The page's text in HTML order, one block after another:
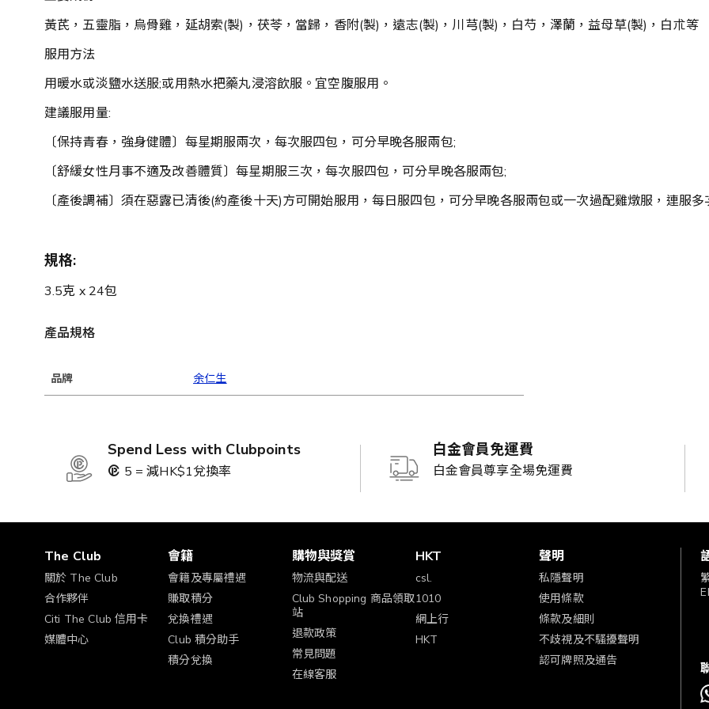
黃芪，五靈脂，烏骨雞，延胡索(製)，茯苓，當歸，香附(製)，遠志(製)，川芎(製)，白芍，澤蘭，益母草(製)，白朮等
服用方法
用暖水或淡鹽水送服;或用熱水把藥丸浸溶飲服。宜空腹服用。
建議服用量:
〔保持青春，強身健體〕每星期服兩次，每次服四包，可分早晚各服兩包;
〔舒緩女性月事不適及改善體質〕每星期服三次，每次服四包，可分早晚各服兩包;
〔產後調補〕須在惡露已清後(約產後十天)方可開始服用，每日服四包，可分早晚各服兩包或一次過配雞燉服，連服多
規格:
3.5克 x 24包
產品規格
品牌 余仁生
Spend Less with Clubpoints
5 = 減HK$1兌換率
白金會員免運費
白金會員尊享全場免運費
The Club
關於 The Club
合作夥伴
Citi The Club 信用卡
媒體中心
會籍
會籍及專屬禮遇
賺取積分
兌換禮遇
Club 積分助手
積分兌換
購物與獎賞
物流與配送
Club Shopping 商品領取
站
退款政策
常見問題
在線客服
HKT
csl.
1010
網上行
HKT
聲明
私隱聲明
使用條款
條款及細則
不歧視及不騷擾聲明
認可牌照及通告